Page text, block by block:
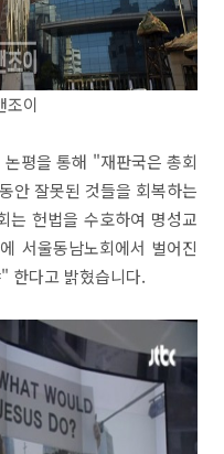
조이
평을 통해 "재판국은 총회
안 잘못된 것들을 회복하는
는 헌법을 수호하여 명성교
서울동남노회에서 벌어진
한다고 밝혔습니다.